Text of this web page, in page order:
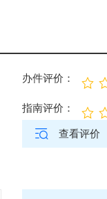
办件评价：
指南评价：
查看评价